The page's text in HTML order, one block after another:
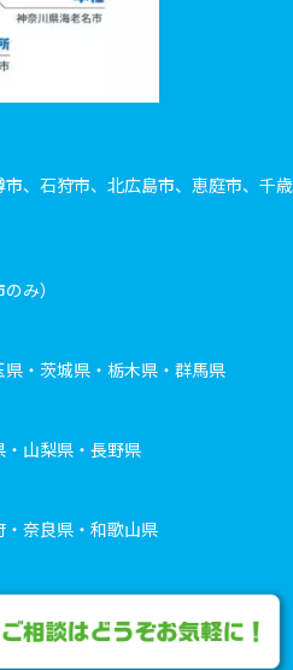
、石狩市、北広島市、恵庭市、千歳
み）
・茨城県・栃木県・群馬県
山梨県・長野県
奈良県・和歌山県